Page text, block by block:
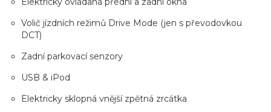
Volič jízdních režimů Drive Mode (jen s převodovkou
DCT)
Zadní parkovací senzory
USB & iPod
Elektricky sklopná vnější zpětná zrcátka